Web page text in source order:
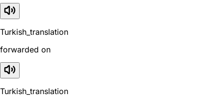
Turkish_translation
forwarded on
Turkish_translation